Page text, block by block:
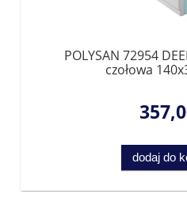
POLYSAN 72954
czołowa
dodaj do